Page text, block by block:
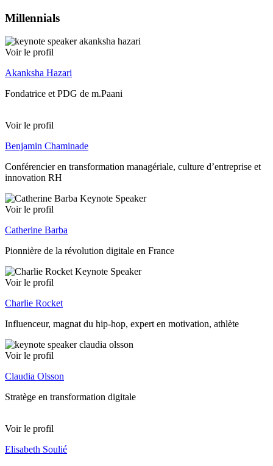
Millennials
Voir le profil
Akanksha Hazari
Fondatrice et PDG de m.Paani
Voir le profil
Benjamin Chaminade
Conférencier en transformation managériale, culture d’entreprise et
innovation RH
Voir le profil
Catherine Barba
Pionnière de la révolution digitale en France
Voir le profil
Charlie Rocket
Influenceur, magnat du hip-hop, expert en motivation, athlète
Voir le profil
Claudia Olsson
Stratège en transformation digitale
Voir le profil
Elisabeth Soulié